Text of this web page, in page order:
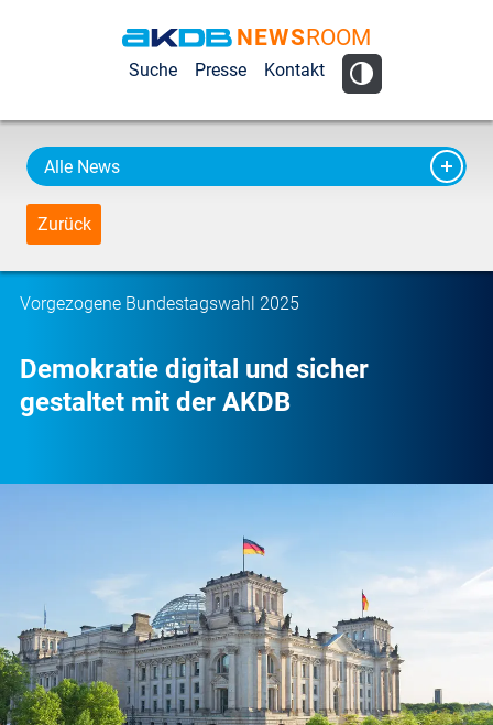
AKDB Anstalt
Kommunale
Datenverarbeitung
NEWSROOM
Suche Presse Kontakt
Alle News
Zurück
Vorgezogene Bundestagswahl 2025
Demokratie digital und sicher
gestaltet mit der AKDB